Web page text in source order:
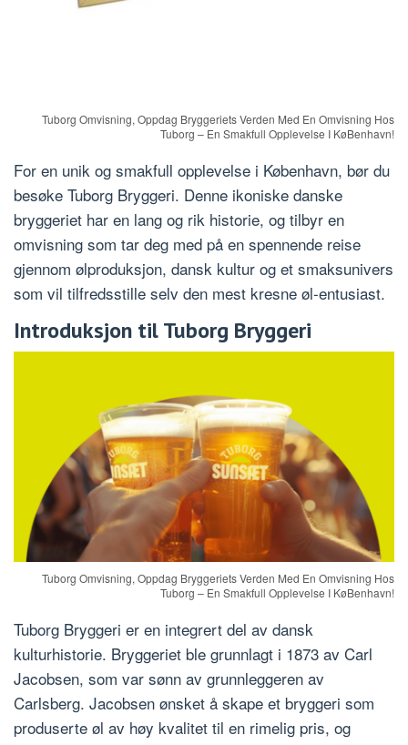
Tuborg Omvisning, Oppdag Bryggeriets Verden Med En Omvisning Hos
Tuborg – En Smakfull Opplevelse I KøBenhavn!
For en unik og smakfull opplevelse i København, bør du
besøke Tuborg Bryggeri. Denne ikoniske danske
bryggeriet har en lang og rik historie, og tilbyr en
omvisning som tar deg med på en spennende reise
gjennom ølproduksjon, dansk kultur og et smaksunivers
som vil tilfredsstille selv den mest kresne øl-entusiast.
Introduksjon til Tuborg Bryggeri
Tuborg Omvisning, Oppdag Bryggeriets Verden Med En Omvisning Hos
Tuborg – En Smakfull Opplevelse I KøBenhavn!
Tuborg Bryggeri er en integrert del av dansk
kulturhistorie. Bryggeriet ble grunnlagt i 1873 av Carl
Jacobsen, som var sønn av grunnleggeren av
Carlsberg. Jacobsen ønsket å skape et bryggeri som
produserte øl av høy kvalitet til en rimelig pris, og